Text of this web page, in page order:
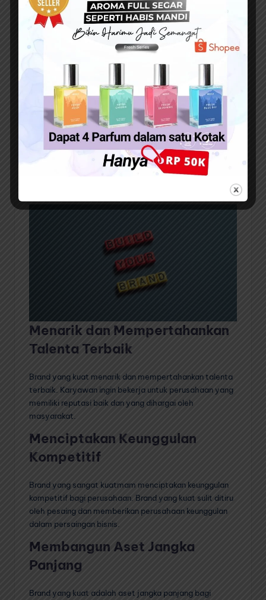
Meningkatkan Nilai Perusahaan
Brand yang kuat meningkatkan nilai perusahaan secara
keseluruhan. Brand yang dikenal dan dihargai oleh
pasar. Hal ini dapat mempermudah perusahaan untuk
mendapatkan investasi dan pinjaman.
Mengurangi Biaya Pemasaran
Brand yang sangat kuat mengurangi biaya pemasaran
perusahaan. Ketika brand sudah dikenal dan dipercaya
oleh pelanggan, perusahaan tidak perlu mengeluarkan
banyak uang untuk beriklan atau mempromosikan
Menarik dan Mempertahankan
Talenta Terbaik
Brand yang kuat menarik dan mempertahankan talenta
terbaik. Karyawan ingin bekerja untuk perusahaan yang
memiliki reputasi baik dan yang dihargai oleh
masyarakat.
Menciptakan Keunggulan
Kompetitif
Brand yang sangat kuatmam menciptakan keunggulan
kompetitif bagi perusahaan. Brand yang kuat sulit ditiru
oleh pesaing dan memberikan perusahaan keunggulan
dalam persaingan bisnis.
Membangun Aset Jangka
Panjang
Brand yang kuat adalah aset jangka panjang bagi